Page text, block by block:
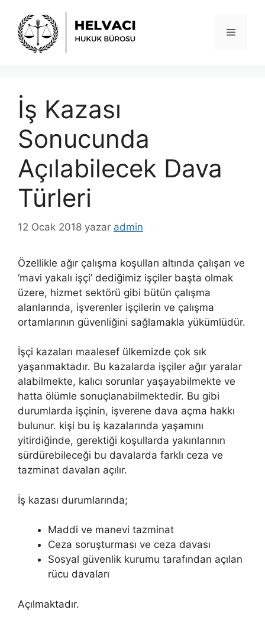
Menü
İş Kazası
Sonucunda
Açılabilecek Dava
Türleri
12 Ocak 2018 yazar admin
Özellikle ağır çalışma koşulları altında çalışan ve
‘mavi yakalı işçi’ dediğimiz işçiler başta olmak
üzere, hizmet sektörü gibi bütün çalışma
alanlarında, işverenler işçilerin ve çalışma
ortamlarının güvenliğini sağlamakla yükümlüdür.
İşçi kazaları maalesef ülkemizde çok sık
yaşanmaktadır. Bu kazalarda işçiler ağır yaralar
alabilmekte, kalıcı sorunlar yaşayabilmekte ve
hatta ölümle sonuçlanabilmektedir. Bu gibi
durumlarda işçinin, işverene dava açma hakkı
bulunur. kişi bu iş kazalarında yaşamını
yitirdiğinde, gerektiği koşullarda yakınlarının
sürdürebileceği bu davalarda farklı ceza ve
tazminat davaları açılır.
İş kazası durumlarında;
Maddi ve manevi tazminat
Ceza soruşturması ve ceza davası
Sosyal güvenlik kurumu tarafından açılan
rücu davaları
Açılmaktadır.